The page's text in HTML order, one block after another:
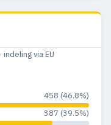
1
3
via EU
458 (46.8%)
387 (39.5%)